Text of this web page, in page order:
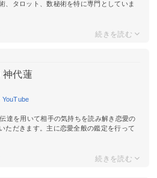
、タロット、数秘術を特に専門としていま
神代蓮
YouTube
達を用いて相手の気持ちを読み解き恋愛の
ただきます。主に恋愛全般の鑑定を行って